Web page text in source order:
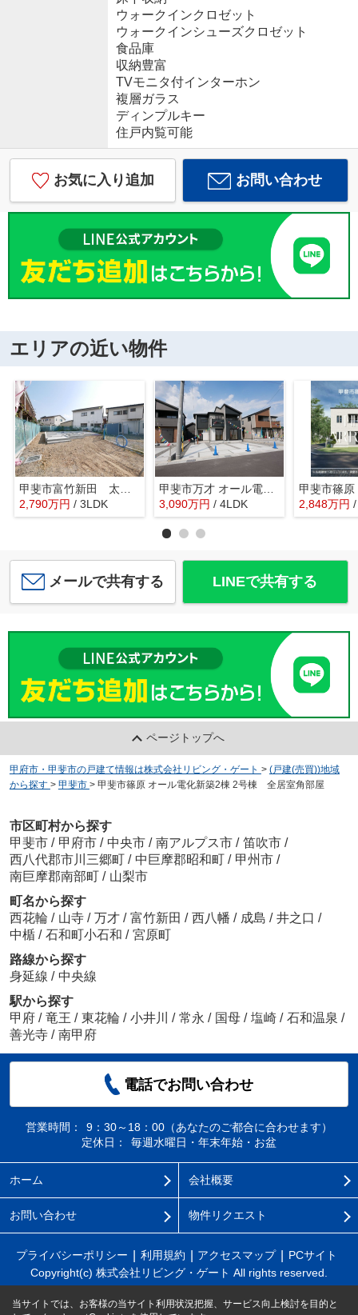
ウォークインクロゼット
ウォークインシューズクロゼット
食品庫
収納豊富
TVモニタ付インターホン
複層ガラス
ディンプルキー
住戸内覧可能
お気に入り追加 お問い合わせ
エリアの近い物件
甲斐市富竹新田 太陽光パネル7KW付新築 ZEH水準
2,790万円 / 3LDK
甲斐市万才 オール電化新築戸建 全3棟 2号棟 南西道路
3,090万円 / 4LDK 2,848万円
メールで共有する LINEで共有する
ページトップへ
甲府市・甲斐市の戸建て情報は株式会社リビング・ゲート > (戸建(売買))地域
から探す > 甲斐市 > 甲斐市篠原 オール電化新築2棟 2号棟 全居室角部屋
市区町村から探す
甲斐市 / 甲府市 / 中央市 / 南アルプス市 / 笛吹市 /
西八代郡市川三郷町 / 中巨摩郡昭和町 / 甲州市 /
南巨摩郡南部町 / 山梨市
町名から探す
西花輪 / 山寺 / 万才 / 富竹新田 / 西八幡 / 成島 / 井之口 /
中楯 / 石和町小石和 / 宮原町
路線から探す
身延線 / 中央線
駅から探す
甲府 / 竜王 / 東花輪 / 小井川 / 常永 / 国母 / 塩崎 / 石和温泉 /
善光寺 / 南甲府
電話でお問い合わせ
営業時間：
9：30～18：00（あなたのご都合に合わせます）
定休日：
毎週水曜日・年末年始・お盆
ホーム 会社概要
お問い合わせ 物件リクエスト
プライバシーポリシー 利用規約 アクセスマップ
PCサイト
Copyright(c) 株式会社リビング・ゲート All rights reserved.
当サイトでは、お客様の当サイト利用状況把握、サービス向上検討を目的と